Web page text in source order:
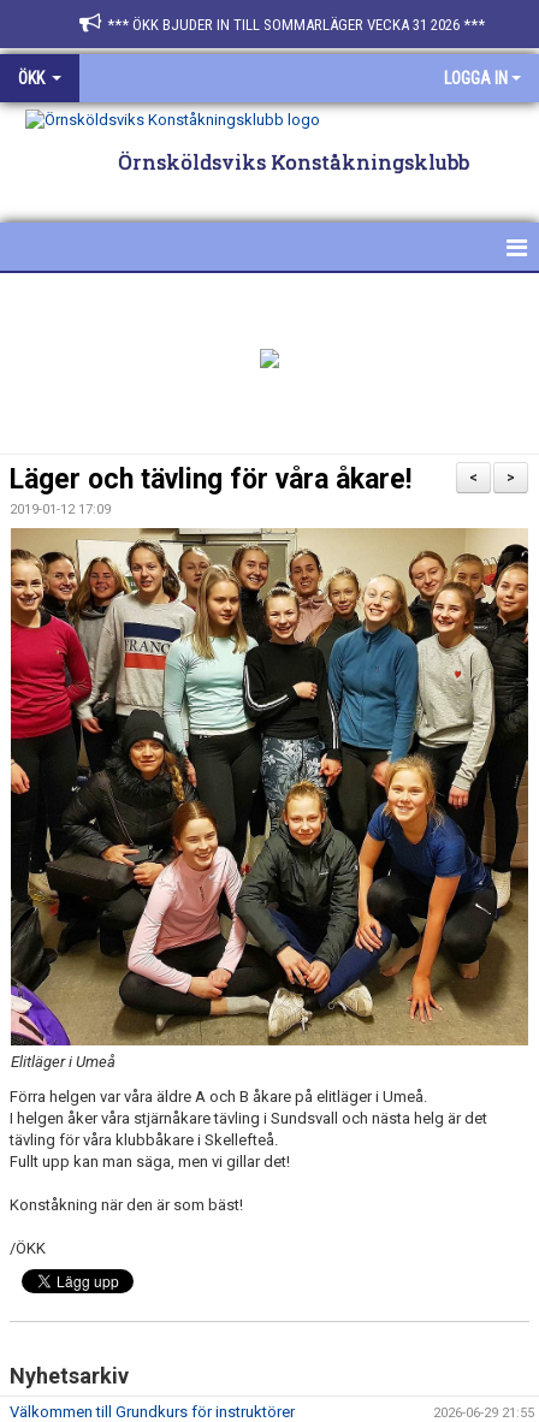
*** ÖKK BJUDER IN TILL SOMMARLÄGER VECKA 31 2026 ***
ÖKK LOGGA IN
Örnsköldsviks Konståkningsklubb
BILDGALLERI
DOKUMENT
>
<
Läger och tävling för våra åkare!
2019-01-12 17:09
Elitläger i Umeå
Förra helgen var våra äldre A och B åkare på elitläger i Umeå.
I helgen åker våra stjärnåkare tävling i Sundsvall och nästa helg är det
tävling för våra klubbåkare i Skellefteå.
Fullt upp kan man säga, men vi gillar det!
Konståkning när den är som bäst!
/ÖKK
Nyhetsarkiv
Välkommen till Grundkurs för instruktörer 2026-06-29 21:55